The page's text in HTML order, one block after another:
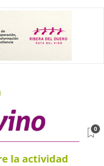
la actividad
0